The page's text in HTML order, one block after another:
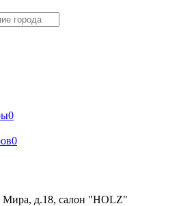
0
0
д.18, салон "HOLZ"